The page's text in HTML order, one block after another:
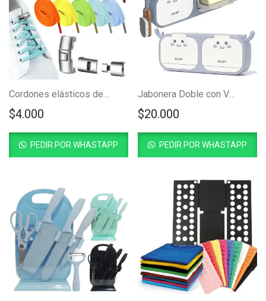
Cordones elásticos de broche metálico
$4.000
PEDIR POR WHASTAPP
Jabonera Doble con Ventana de Pared
$20.000
PEDIR POR WHASTAPP